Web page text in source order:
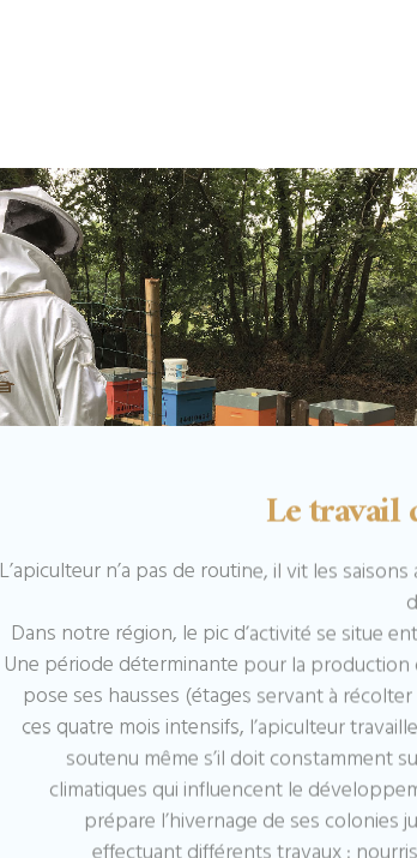
Le travail
L’apiculteur n’a pas de routine, il vit les
Dans notre région, le pic d’activité se situe
Une période déterminante pour la production
pose ses hausses (étages servant à
ces quatre mois intensifs, l’apiculteur
soutenu même s’il doit constamment
climatiques qui influencent le
prépare l’hivernage de ses colonies